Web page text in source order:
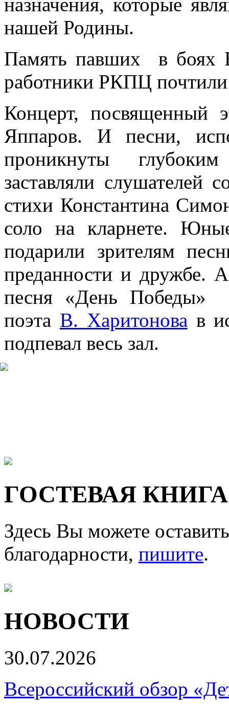
нашей Родины.
Память павших в боях
работники РКПЦ
Концерт, посвященный
Яппаров. И песни,
проникнуты
заставляли слушателей
стихи Константина
соло на кларнете.
подарили зрителям
преданности и дружбе.
песня «День Победы»
поэта В. Харитонова в
подпевал весь зал.
ГОСТЕВАЯ КНИГА
Здесь Вы можете
благодарности, пишите.
НОВОСТИ
30.07.2026
Всероссийский обзор